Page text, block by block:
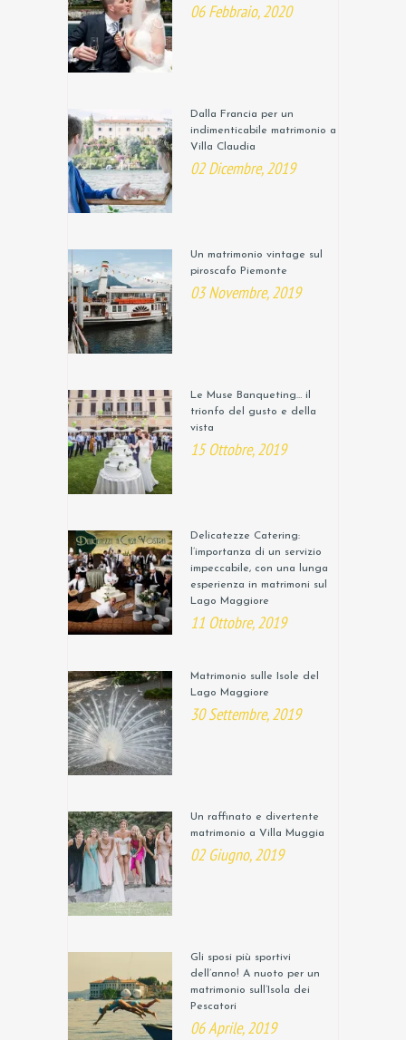
06 Febbraio, 2020
Dalla Francia per un
indimenticabile matrimonio a
Villa Claudia
02 Dicembre, 2019
Un matrimonio vintage sul
piroscafo Piemonte
03 Novembre, 2019
Le Muse Banqueting… il
trionfo del gusto e della
vista
15 Ottobre, 2019
Delicatezze Catering:
l’importanza di un servizio
impeccabile, con una lunga
esperienza in matrimoni sul
Lago Maggiore
11 Ottobre, 2019
Matrimonio sulle Isole del
Lago Maggiore
30 Settembre, 2019
Un raffinato e divertente
matrimonio a Villa Muggia
02 Giugno, 2019
Gli sposi più sportivi
dell’anno! A nuoto per un
matrimonio sull’Isola dei
Pescatori
06 Aprile, 2019